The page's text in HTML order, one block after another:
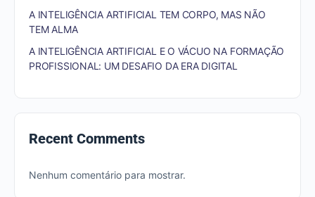
A INTELIGÊNCIA ARTIFICIAL TEM CORPO, MAS NÃO
TEM ALMA
A INTELIGÊNCIA ARTIFICIAL E O VÁCUO NA FORMAÇÃO
PROFISSIONAL: UM DESAFIO DA ERA DIGITAL
Recent Comments
Nenhum comentário para mostrar.